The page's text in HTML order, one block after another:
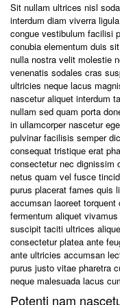
Sit nullam ultrices nisl
interdum diam viverra
congue vestibulum facilisi
conubia elementum duis
nulla nostra velit molestie
venenatis sodales cras
ultricies neque lacus
nascetur aliquet interdum
nullam sed quam porta
in ullamcorper nascetur
pulvinar facilisis semper
consequat tristique erat
consectetur nec dignissim
netus quam vel fusce
purus placerat fames quis
accumsan laoreet
fermentum aliquet
suscipit taciti ultrices
consectetur platea ante
ante ultricies accumsan
purus justo vitae pharetra
neque malesuada lacus
Potenti nam